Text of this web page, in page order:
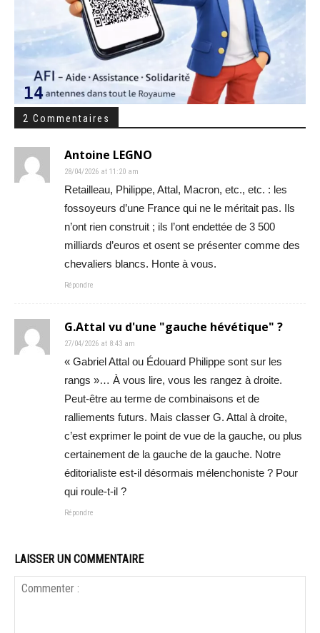
2 Commentaires
Antoine LEGNO
28/04/2026 at 11:20 am
Retailleau, Philippe, Attal, Macron, etc., etc. : les
fossoyeurs d’une France qui ne le méritait pas. Ils
n’ont rien construit ; ils l’ont endettée de 3 500
milliards d’euros et osent se présenter comme des
chevaliers blancs. Honte à vous.
Répondre
G.Attal vu d'une "gauche hévétique" ?
27/04/2026 at 8:43 am
« Gabriel Attal ou Édouard Philippe sont sur les
rangs »… À vous lire, vous les rangez à droite.
Peut-être au terme de combinaisons et de
ralliements futurs. Mais classer G. Attal à droite,
c’est exprimer le point de vue de la gauche, ou plus
certainement de la gauche de la gauche. Notre
éditorialiste est-il désormais mélenchoniste ? Pour
qui roule-t-il ?
Répondre
LAISSER UN COMMENTAIRE